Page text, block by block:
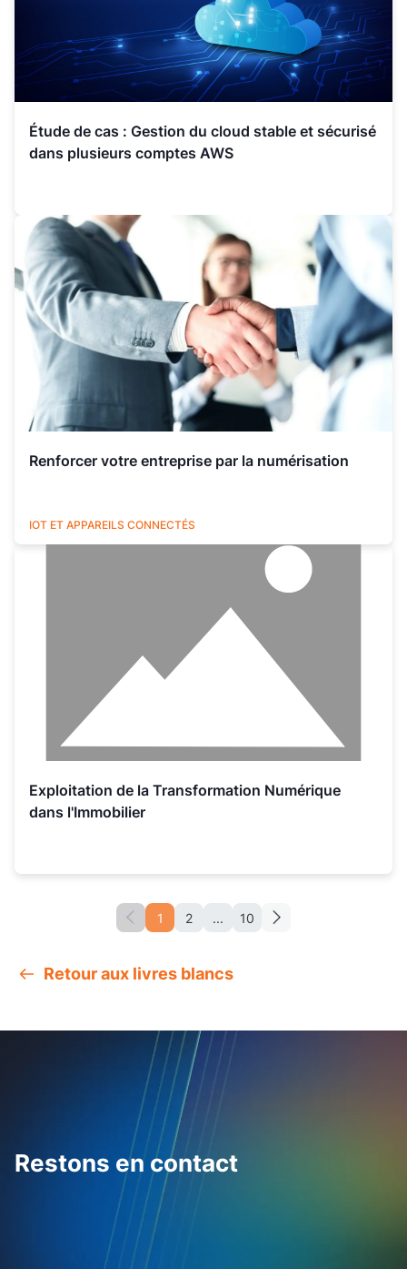
Étude de cas : Gestion du cloud stable et sécurisé
dans plusieurs comptes AWS
Renforcer votre entreprise par la numérisation
UTILITIES
IOT ET APPAREILS CONNECTÉS
Exploitation de la Transformation Numérique
dans l'Immobilier
1 2 ... 10
Retour aux livres blancs
Restons en contact